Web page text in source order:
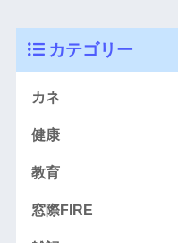
カテゴリー
カネ
健康
教育
窓際FIRE